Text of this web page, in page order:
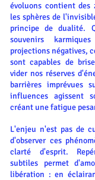
évoluons contient des
les sphères de
principe de dualité.
souvenirs
projections négatives,
sont capables de
vider nos réserves
barrières imprévues
influences agissent
créant une fatigue
L'enjeu n'est pas de
d'observer ces
clarté d'esprit.
subtiles permet
libération : en